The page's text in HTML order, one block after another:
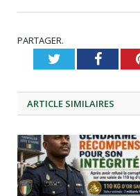
PARTAGER.
Twitter
ARTICLE SIMILAIRES